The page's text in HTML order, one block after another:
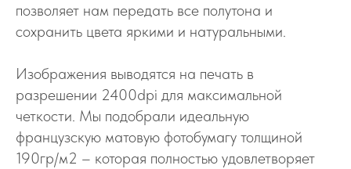
позволяет нам передать все полутона и
сохранить цвета яркими и натуральными.
Изображения выводятся на печать в
разрешении 2400dpi для максимальной
четкости. Мы подобрали идеальную
французскую матовую фотобумагу толщиной
190гр/м2 – которая полностью удовлетворяет